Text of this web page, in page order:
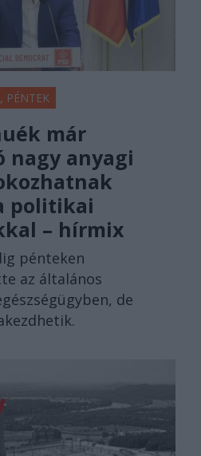
PÉNTEK
már
nagy anyagi
politikai
– hírmix
pénteken
az általános
de